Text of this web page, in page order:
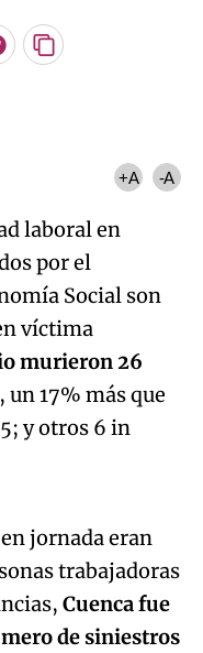
Copiar
+A -A
laboral en
por el
Social son
víctima
murieron 26
17% más que
y otros 6 in
jornada eran
trabajadoras
Cuenca fue
de siniestros